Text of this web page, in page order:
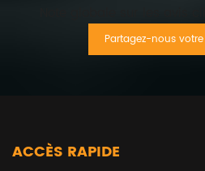
Partagez-nous
ACCÈS RAPIDE